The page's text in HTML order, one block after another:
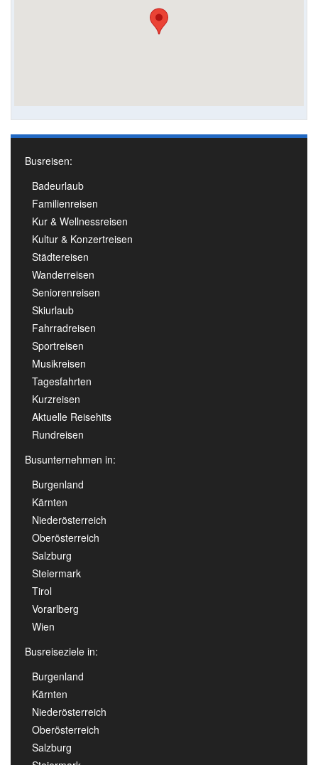
Busreisen:
Badeurlaub
Familienreisen
Kur & Wellnessreisen
Kultur & Konzertreisen
Städtereisen
Wanderreisen
Seniorenreisen
Skiurlaub
Fahrradreisen
Sportreisen
Musikreisen
Tagesfahrten
Kurzreisen
Aktuelle Reisehits
Rundreisen
Busunternehmen in:
Burgenland
Kärnten
Niederösterreich
Oberösterreich
Salzburg
Steiermark
Tirol
Vorarlberg
Wien
Busreiseziele in:
Burgenland
Kärnten
Niederösterreich
Oberösterreich
Salzburg